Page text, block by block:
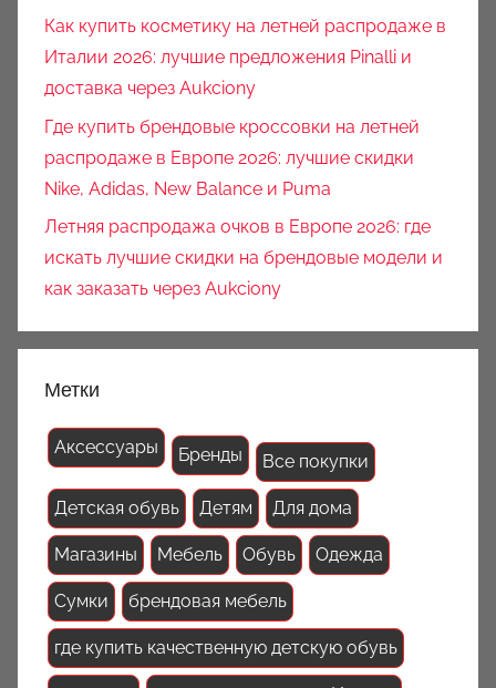
Как купить косметику на летней распродаже в
Италии 2026: лучшие предложения Pinalli и
доставка через Aukciony
Где купить брендовые кроссовки на летней
распродаже в Европе 2026: лучшие скидки
Nike, Adidas, New Balance и Puma
Летняя распродажа очков в Европе 2026: где
искать лучшие скидки на брендовые модели и
как заказать через Aukciony
Метки
Аксессуары Бренды Все покупки
Детская обувь Детям Для дома
Магазины Мебель Обувь Одежда
Сумки брендовая мебель
где купить качественную детскую обувь